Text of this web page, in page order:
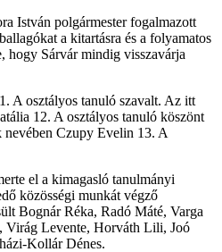
István polgármester fogalmazott
a kitartásra és a folyamatos
hogy Sárvár mindig visszavárja
A osztályos tanuló szavalt. Az itt
12. A osztályos tanuló köszönt
nevében Czupy Evelin 13. A
el a kimagasló tanulmányi
közösségi munkát végző
Bognár Réka, Radó Máté, Varga
Levente, Horváth Lili, Joó
Kollár Dénes.